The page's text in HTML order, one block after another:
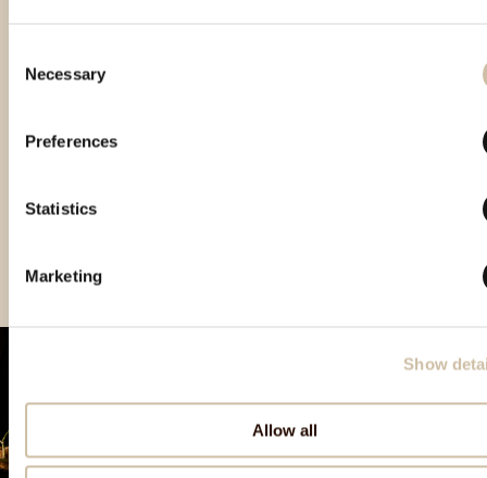
Selection
Necessary
Preferences
Statistics
Marketing
Show
Allow all